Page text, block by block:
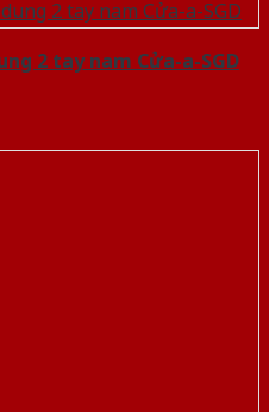
2 tay nam Cửa-a-SGD